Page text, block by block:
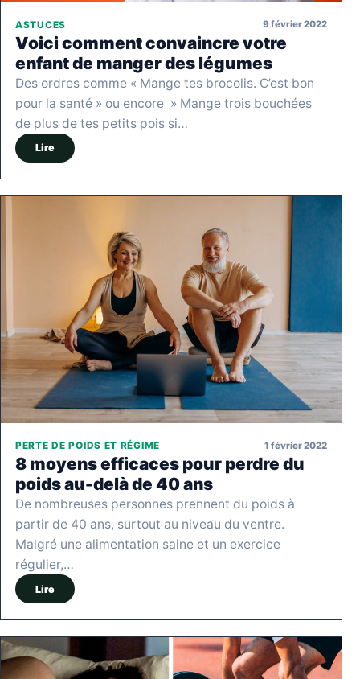
ASTUCES 9 février 2022
Voici comment convaincre votre
enfant de manger des légumes
Des ordres comme « Mange tes brocolis. C’est bon
pour la santé » ou encore » Mange trois bouchées
de plus de tes petits pois si…
Lire
PERTE DE POIDS ET RÉGIME 1 février 2022
8 moyens efficaces pour perdre du
poids au-delà de 40 ans
De nombreuses personnes prennent du poids à
partir de 40 ans, surtout au niveau du ventre.
Malgré une alimentation saine et un exercice
régulier,…
Lire